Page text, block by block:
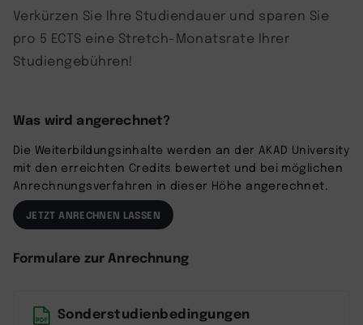
Verkürzen Sie Ihre Studiendauer und sparen Sie
pro 5 ECTS eine Stretch-Monatsrate Ihrer
Studiengebühren!
Was wird angerechnet?
Die Weiterbildungsinhalte werden an der AKAD University
mit den erreichten Credits bewertet und bei möglichen
Anrechnungsverfahren in dieser Höhe angerechnet.
JETZT ANRECHNEN LASSEN
Formulare zur Anrechnung
Sonderstudienbedingungen